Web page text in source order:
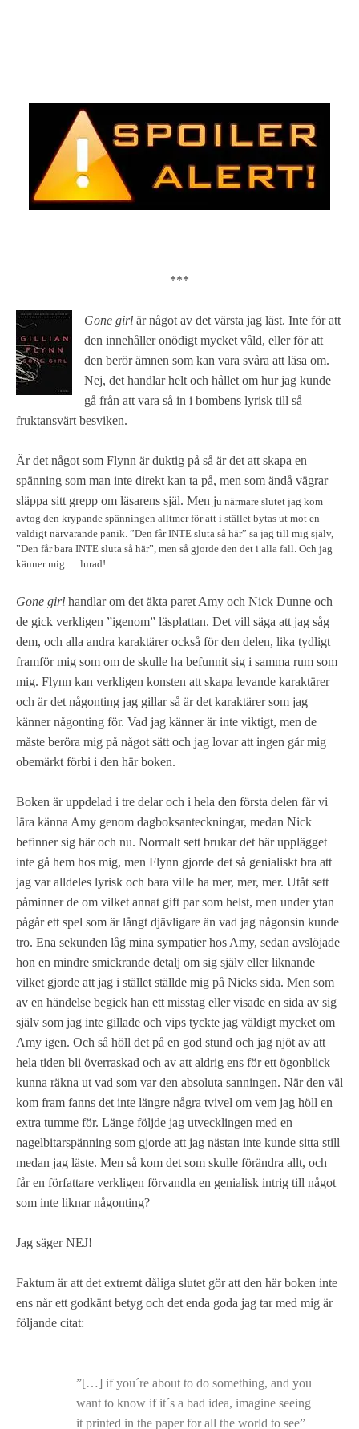
***
Gone girl är något av det värsta jag läst. Inte för att
den innehåller onödigt mycket våld, eller för att
den berör ämnen som kan vara svåra att läsa om.
Nej, det handlar helt och hållet om hur jag kunde
gå från att vara så in i bombens lyrisk till så
fruktansvärt besviken.
Är det något som Flynn är duktig på så är det att skapa en
spänning som man inte direkt kan ta på, men som ändå vägrar
släppa sitt grepp om läsarens själ. Men ju närmare slutet jag kom
avtog den krypande spänningen alltmer för att i stället bytas ut mot en
väldigt närvarande panik. ”Den får INTE sluta så här” sa jag till mig själv,
”Den får bara INTE sluta så här”, men så gjorde den det i alla fall. Och jag
känner mig … lurad!
Gone girl handlar om det äkta paret Amy och Nick Dunne och
de gick verkligen ”igenom” läsplattan. Det vill säga att jag såg
dem, och alla andra karaktärer också för den delen, lika tydligt
framför mig som om de skulle ha befunnit sig i samma rum som
mig. Flynn kan verkligen konsten att skapa levande karaktärer
och är det någonting jag gillar så är det karaktärer som jag
känner någonting för. Vad jag känner är inte viktigt, men de
måste beröra mig på något sätt och jag lovar att ingen går mig
obemärkt förbi i den här boken.
Boken är uppdelad i tre delar och i hela den första delen får vi
lära känna Amy genom dagboksanteckningar, medan Nick
befinner sig här och nu. Normalt sett brukar det här upplägget
inte gå hem hos mig, men Flynn gjorde det så genialiskt bra att
jag var alldeles lyrisk och bara ville ha mer, mer, mer. Utåt sett
påminner de om vilket annat gift par som helst, men under ytan
pågår ett spel som är långt djävligare än vad jag någonsin kunde
tro. Ena sekunden låg mina sympatier hos Amy, sedan avslöjade
hon en mindre smickrande detalj om sig själv eller liknande
vilket gjorde att jag i stället ställde mig på Nicks sida. Men som
av en händelse begick han ett misstag eller visade en sida av sig
själv som jag inte gillade och vips tyckte jag väldigt mycket om
Amy igen. Och så höll det på en god stund och jag njöt av att
hela tiden bli överraskad och av att aldrig ens för ett ögonblick
kunna räkna ut vad som var den absoluta sanningen. När den väl
kom fram fanns det inte längre några tvivel om vem jag höll en
extra tumme för. Länge följde jag utvecklingen med en
nagelbitarspänning som gjorde att jag nästan inte kunde sitta still
medan jag läste. Men så kom det som skulle förändra allt, och
får en författare verkligen förvandla en genialisk intrig till något
som inte liknar någonting?
Jag säger NEJ!
Faktum är att det extremt dåliga slutet gör att den här boken inte
ens når ett godkänt betyg och det enda goda jag tar med mig är
följande citat:
”[…] if you´re about to do something, and you
want to know if it´s a bad idea, imagine seeing
it printed in the paper for all the world to see”